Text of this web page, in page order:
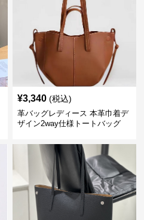
¥3,340 (税込)
革バッグレディース 本革巾着デ
ザイン2way仕様トートバッグ